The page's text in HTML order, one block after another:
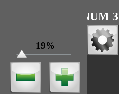
19%
11 NUM